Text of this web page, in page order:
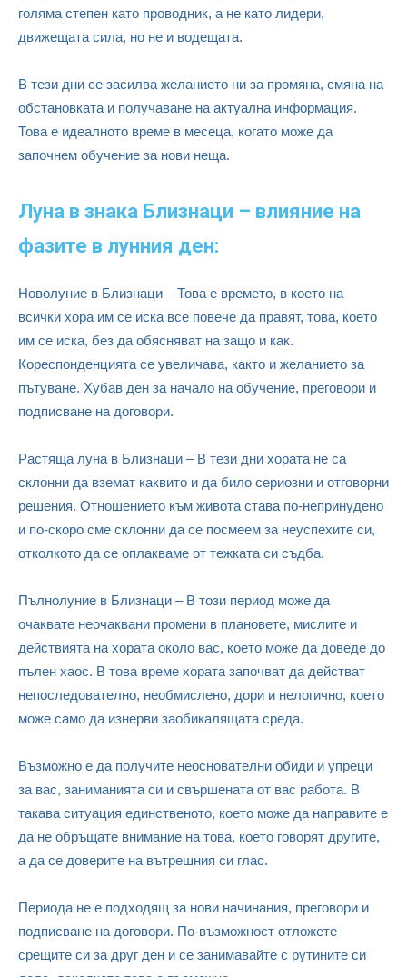
голяма степен като проводник, а не като лидери,
движещата сила, но не и водещата.
В тези дни се засилва желанието ни за промяна, смяна на
обстановката и получаване на актуална информация.
Това е идеалното време в месеца, когато може да
започнем обучение за нови неща.
Луна в знака Близнаци – влияние на
фазите в лунния ден:
Новолуние в Близнаци – Това е времето, в което на
всички хора им се иска все повече да правят, това, което
им се иска, без да обясняват на защо и как.
Кореспонденцията се увеличава, както и желанието за
пътуване. Хубав ден за начало на обучение, преговори и
подписване на договори.
Растяща луна в Близнаци – В тези дни хората не са
склонни да вземат каквито и да било сериозни и отговорни
решения. Отношението към живота става по-непринудено
и по-скоро сме склонни да се посмеем за неуспехите си,
отколкото да се оплакваме от тежката си съдба.
Пълнолуние в Близнаци – В този период може да
очаквате неочаквани промени в плановете, мислите и
действията на хората около вас, което може да доведе до
пълен хаос. В това време хората започват да действат
непоследователно, необмислено, дори и нелогично, което
може само да изнерви заобикалящата среда.
Възможно е да получите неоснователни обиди и упреци
за вас, заниманията си и свършената от вас работа. В
такава ситуация единственото, което може да направите е
да не обръщате внимание на това, което говорят другите,
а да се доверите на вътрешния си глас.
Периода не е подходящ за нови начинания, преговори и
подписване на договори. По-възможност отложете
срещите си за друг ден и се занимавайте с рутините си